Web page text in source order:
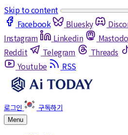
Skip to content
Facebook
Bluesky
Instagram
Linkedin
Reddit
Telegram Threads
Youtube
RSS
Menu